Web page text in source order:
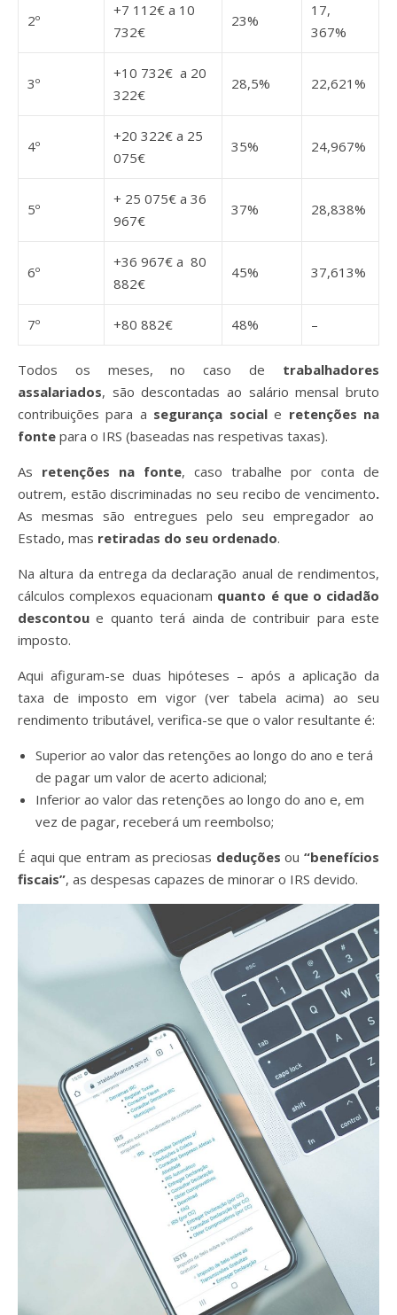
2º
+7 112€ a 10
732€
23%
17,
367%
3º
+10 732€ a 20
322€
28,5% 22,621%
4º
+20 322€ a 25
075€
35% 24,967%
5º
+ 25 075€ a 36
967€
37% 28,838%
6º
+36 967€ a 80
882€
45% 37,613%
7º +80 882€ 48% –
Todos os meses, no caso de trabalhadores
assalariados, são descontadas ao salário mensal bruto
contribuições para a segurança sociale retenções na
fonte para o IRS (baseadas nas respetivas taxas).
As retenções na fonte, caso trabalhe por conta de
outrem, estão discriminadas no seu recibo de vencimento.
As mesmas são entregues pelo seu empregador ao
Estado, mas retiradas do seu ordenado.
Na altura da entrega da declaração anual de rendimentos,
cálculos complexos equacionam quanto é que o cidadão
descontou e quanto terá ainda de contribuir para este
imposto.
Aqui afiguram-se duas hipóteses – após a aplicação da
taxa de imposto em vigor (ver tabela acima) ao seu
rendimento tributável, verifica-se que o valor resultante é:
Superior ao valor das retenções ao longo do ano e terá
de pagar um valor de acerto adicional;
Inferior ao valor das retenções ao longo do ano e, em
vez de pagar, receberá um reembolso;
É aqui que entram as preciosas deduções ou “benefícios
fiscais”, as despesas capazes de minorar o IRS devido.